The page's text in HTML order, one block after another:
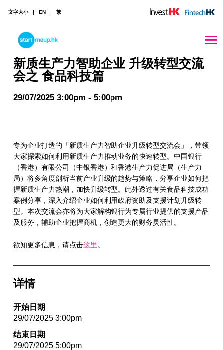
新质生产力智助企业 升级转型交流会之 食品科技篇 - StartmeupHK
STARTMEUPHK
文字大小 EN 繁
新质生产力智助企业 升级转型交流
会之 食品科技篇
29/07/2025 3:00pm - 5:00pm
专为企业打造的「新质生产力智助企业升级转型交流会」，带领
大家探索如何利用新质生产力推动业务的快速转型。中国银行
（香港）有限公司（中银香港）和香港生产力促进局（生产力
局）将多角度剖析当前产业升级的趋势与策略，分享企业如何把
握新质生产力热潮，加快升级转型。此外透过有关食品科技成功
案例分享，深入介绍企业如何利用政府资助及支援计划升级转
型。本次交流会亦将为大家解构银行为专属行业提供的支援产品
及服务，辅助企业把握商机，创造更大的财务灵活性。
欲知更多信息，请点击这里 。
详情
开始日期
29/07/2025 3:00pm
结束日期
29/07/2025 5:00pm